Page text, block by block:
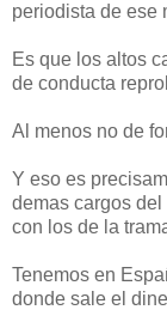
periodista de ese
Es que los altos
de conducta
Al menos no de
Y eso es
demas cargos
con los de la
Tenemos en
donde sale el